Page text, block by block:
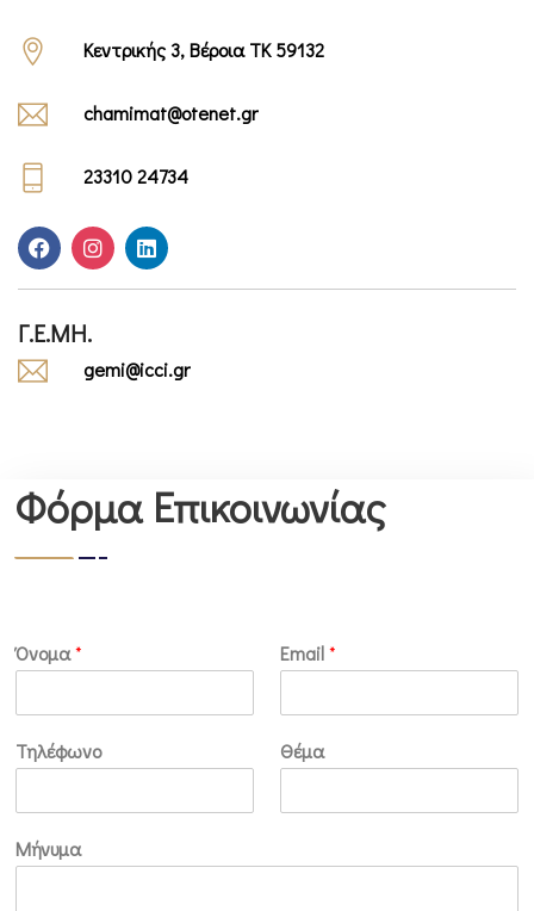
Κεντρικής 3, Βέροια ΤΚ 59132
chamimat@otenet.gr
23310 24734
Γ.Ε.ΜΗ.
gemi@icci.gr
Φόρμα Επικοινωνίας
Όνομα* Email*
Τηλέφωνο Θέμα
Μήνυμα